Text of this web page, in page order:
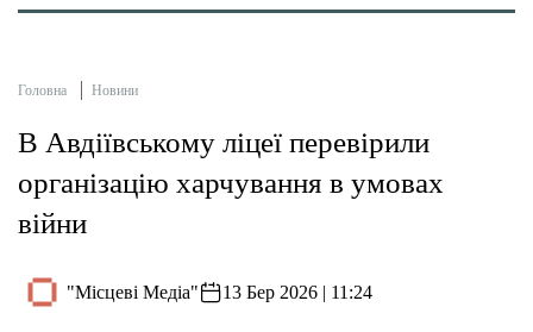
Головна Новини
В Авдіївському ліцеї перевірили
організацію харчування в умовах
війни
"Місцеві Медіа" 13 Бер 2026 | 11:24